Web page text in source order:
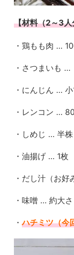
【材料（2～3
・鶏もも肉 …
・さつまいも …
・にんじん … 小
・レンコン …
・しめじ … 半株
・油揚げ … 1枚
・だし汁（お
・味噌 … 約大
・ハチミツ（今